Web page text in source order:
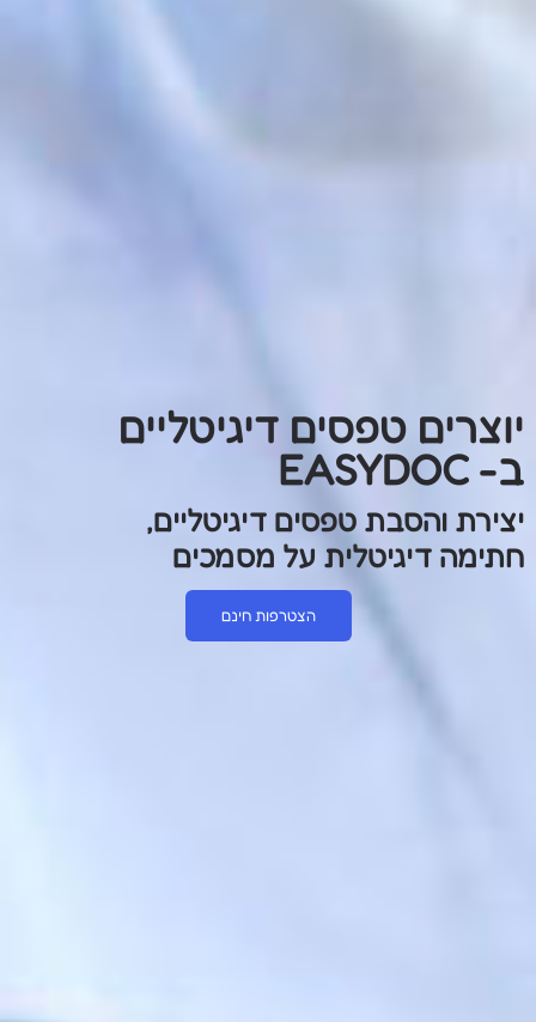
יוצרים טפסים דיגיטליים
ב- EASYDOC
יצירת והסבת טפסים דיגיטליים,
חתימה דיגיטלית על מסמכים
הצטרפות חינם